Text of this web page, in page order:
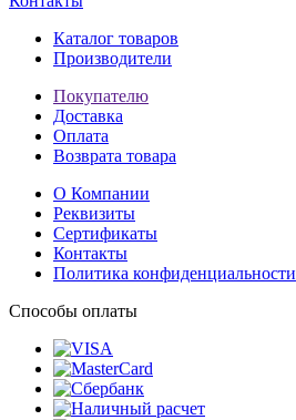
Каталог товаров
Производители
Покупателю
Доставка
Оплата
Возврата товара
О Компании
Реквизиты
Сертификаты
Контакты
Политика конфиденциальности
Способы оплаты